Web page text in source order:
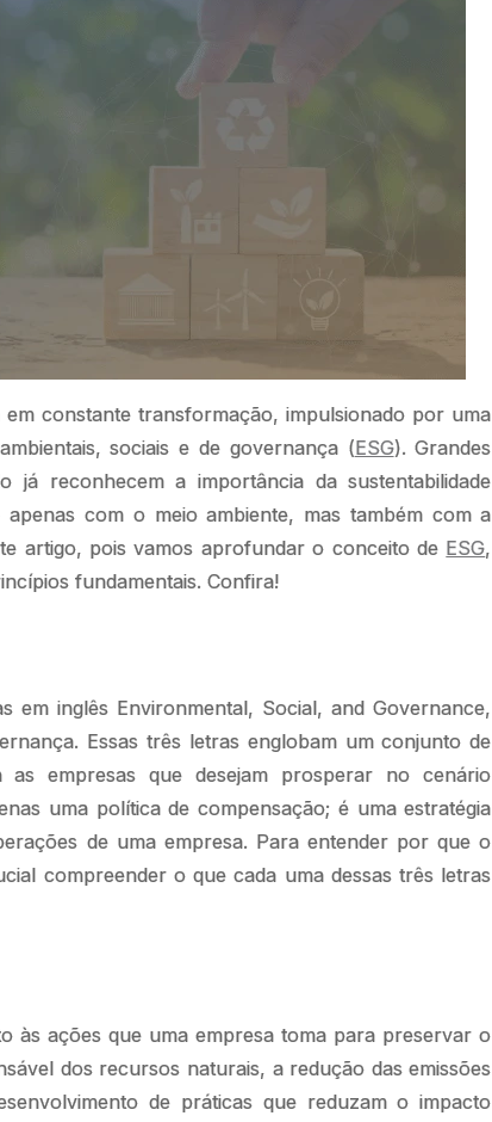
constante transformação, impulsionado por uma
sociais e de governança (ESG). Grandes
já reconhecem a importância da sustentabilidade
com o meio ambiente, mas também com a
artigo, pois vamos aprofundar o conceito de ESG,
fundamentais. Confira!
em inglês Environmental, Social, and Governance,
Essas três letras englobam um conjunto de
empresas que desejam prosperar no cenário
uma política de compensação; é uma estratégia
de uma empresa. Para entender por que o
compreender o que cada uma dessas três letras
às ações que uma empresa toma para preservar o
dos recursos naturais, a redução das emissões
de práticas que reduzam o impacto